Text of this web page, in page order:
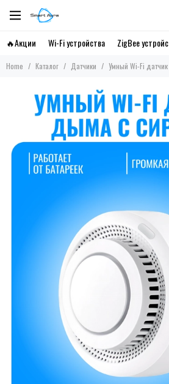
🔥Акции Wi-Fi устройства ZigBee
Home Каталог Датчики Умный Wi-Fi